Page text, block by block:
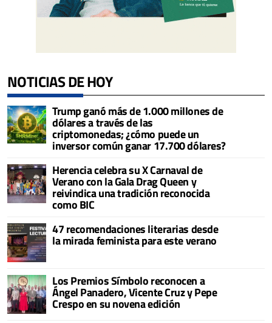
NOTICIAS DE HOY
Trump ganó más de 1.000 millones de
dólares a través de las
criptomonedas; ¿cómo puede un
inversor común ganar 17.700 dólares?
Herencia celebra su X Carnaval de
Verano con la Gala Drag Queen y
reivindica una tradición reconocida
como BIC
47 recomendaciones literarias desde
la mirada feminista para este verano
Los Premios Símbolo reconocen a
Ángel Panadero, Vicente Cruz y Pepe
Crespo en su novena edición